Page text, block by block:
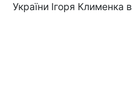
України Ігоря Клименка в